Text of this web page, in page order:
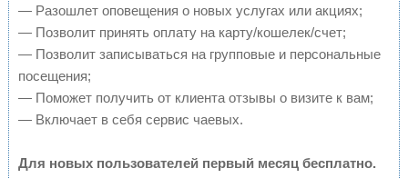
— Разошлет оповещения о новых услугах или акциях;
— Позволит принять оплату на карту/кошелек/счет;
— Позволит записываться на групповые и персональные
посещения;
— Поможет получить от клиента отзывы о визите к вам;
— Включает в себя сервис чаевых.
Для новых пользователей первый месяц бесплатно.